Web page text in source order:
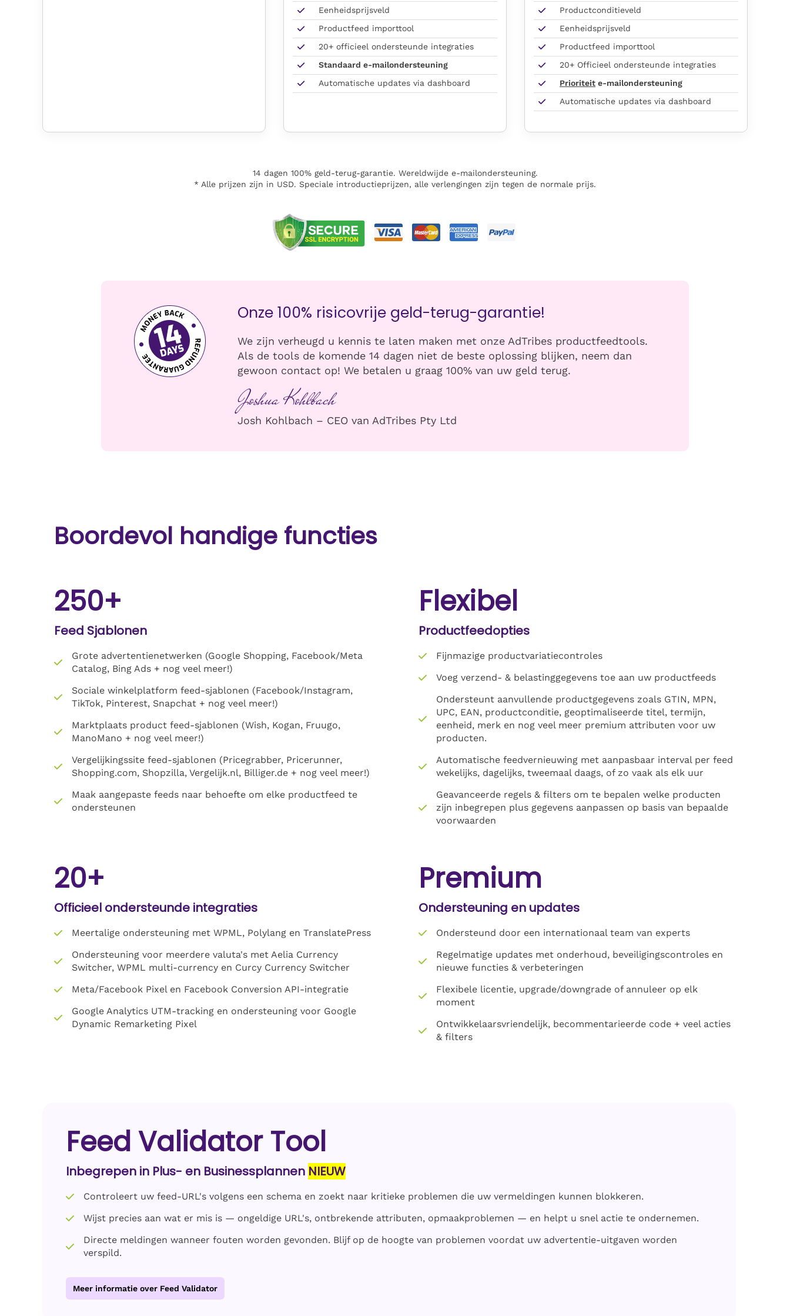
Eenheidsprijsveld
Productfeed importtool
20+ officieel ondersteunde integraties
Standaard e-mailondersteuning
Automatische updates via dashboard
Productconditieveld
Eenheidsprijsveld
Productfeed importtool
20+ Officieel ondersteunde integraties
Prioriteit e-mailondersteuning
Automatische updates via dashboard
14 dagen 100% geld-terug-garantie. Wereldwijde e-mailondersteuning.
* Alle prijzen zijn in USD. Speciale introductieprijzen, alle verlengingen zijn tegen de normale prijs.
Onze 100% risicovrije geld-terug-garantie!
We zijn verheugd u kennis te laten maken met onze AdTribes productfeedtools.
Als de tools de komende 14 dagen niet de beste oplossing blijken, neem dan
gewoon contact op! We betalen u graag 100% van uw geld terug.
Joshua Kohlbach
Josh Kohlbach – CEO van AdTribes Pty Ltd
Boordevol handige functies
250+
Feed Sjablonen
Grote advertentienetwerken (Google Shopping, Facebook/Meta
Catalog, Bing Ads + nog veel meer!)
Sociale winkelplatform feed-sjablonen (Facebook/Instagram,
TikTok, Pinterest, Snapchat + nog veel meer!)
Marktplaats product feed-sjablonen (Wish, Kogan, Fruugo,
ManoMano + nog veel meer!)
Vergelijkingssite feed-sjablonen (Pricegrabber, Pricerunner,
Shopping.com, Shopzilla, Vergelijk.nl, Billiger.de + nog veel meer!)
Maak aangepaste feeds naar behoefte om elke productfeed te
ondersteunen
Flexibel
Productfeedopties
Fijnmazige productvariatiecontroles
Voeg verzend- & belastinggegevens toe aan uw productfeeds
Ondersteunt aanvullende productgegevens zoals GTIN, MPN,
UPC, EAN, productconditie, geoptimaliseerde titel, termijn,
eenheid, merk en nog veel meer premium attributen voor uw
producten.
Automatische feedvernieuwing met aanpasbaar interval per feed
wekelijks, dagelijks, tweemaal daags, of zo vaak als elk uur
Geavanceerde regels & filters om te bepalen welke producten
zijn inbegrepen plus gegevens aanpassen op basis van bepaalde
voorwaarden
20+
Officieel ondersteunde integraties
Meertalige ondersteuning met WPML, Polylang en TranslatePress
Ondersteuning voor meerdere valuta's met Aelia Currency
Switcher, WPML multi-currency en Curcy Currency Switcher
Meta/Facebook Pixel en Facebook Conversion API-integratie
Google Analytics UTM-tracking en ondersteuning voor Google
Dynamic Remarketing Pixel
Premium
Ondersteuning en updates
Ondersteund door een internationaal team van experts
Regelmatige updates met onderhoud, beveiligingscontroles en
nieuwe functies & verbeteringen
Flexibele licentie, upgrade/downgrade of annuleer op elk
moment
Ontwikkelaarsvriendelijk, becommentarieerde code + veel acties
& filters
Feed Validator Tool
Inbegrepen in Plus- en Businessplannen NIEUW
Controleert uw feed-URL's volgens een schema en zoekt naar kritieke problemen die uw vermeldingen kunnen blokkeren.
Wijst precies aan wat er mis is — ongeldige URL's, ontbrekende attributen, opmaakproblemen — en helpt u snel actie te ondernemen.
Directe meldingen wanneer fouten worden gevonden. Blijf op de hoogte van problemen voordat uw advertentie-uitgaven worden
verspild.
Meer informatie over Feed Validator